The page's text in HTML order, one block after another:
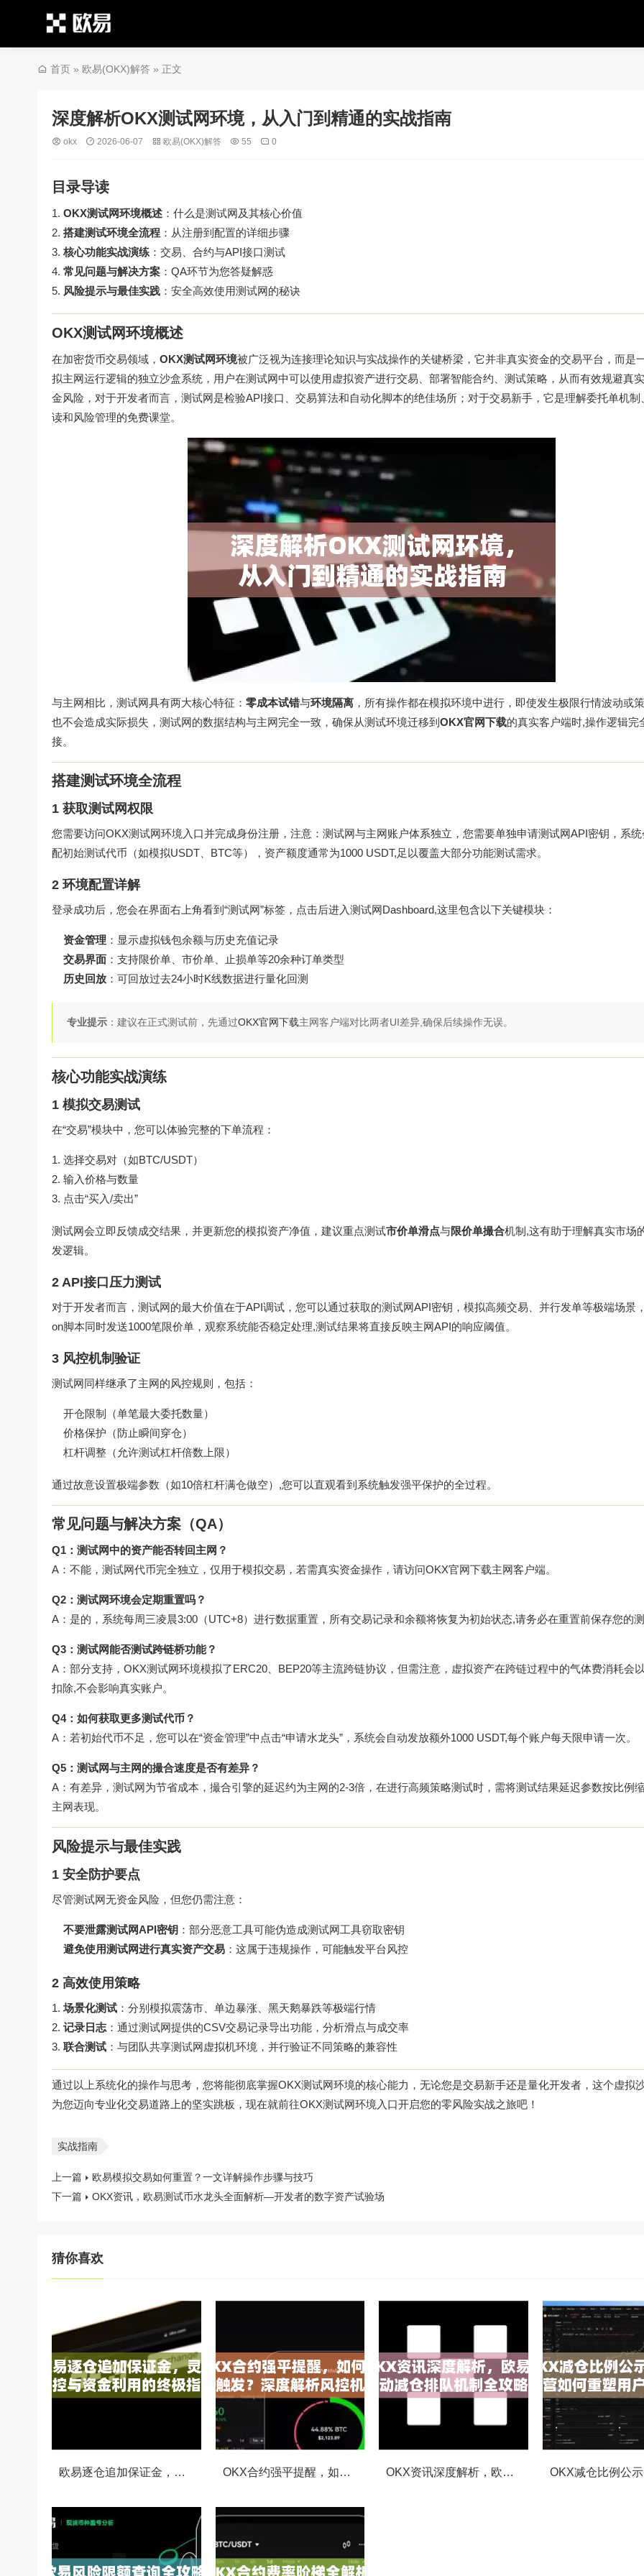
首页 » 欧易(OKX)解答 » 正文
深度解析OKX测试网环境，从入门到精通的实战指南
okx 2026-06-07 欧易(OKX)解答 55 0
目录导读
OKX测试网环境概述 ：什么是测试网及其核心价值
搭建测试环境全流程 ：从注册到配置的详细步骤
核心功能实战演练 ：交易、合约与API接口测试
常见问题与解决方案 ：QA环节为您答疑解惑
风险提示与最佳实践 ：安全高效使用测试网的秘诀
OKX测试网环境概述
在加密货币交易领域， OKX测试网环境被广泛视为连接理论知识与实战操作的关键桥梁，它并非真实资金的交易平台，而是
拟主网运行逻辑的独立沙盒系统，用户在测试网中可以使用虚拟资产进行交易、部署智能合约、测试策略，从而有效规避真
金风险，对于开发者而言，测试网是检验API接口、交易算法和自动化脚本的绝佳场所；对于交易新手，它是理解委托单机制
读和风险管理的免费课堂。
与主网相比，测试网具有两大核心特征： 零成本试错与环境隔离 ，所有操作都在模拟环境中进行，即使发生极限行情波动或
也不会造成实际损失，测试网的数据结构与主网完全一致，确保从测试环境迁移到 OKX官网下载的真实客户端时,操作逻辑完
接。
搭建测试环境全流程
1 获取测试网权限
您需要访问OKX测试网环境入口并完成身份注册，注意：测试网与主网账户体系独立，您需要单独申请测试网API密钥，系
配初始测试代币（如模拟USDT、BTC等），资产额度通常为1000 USDT,足以覆盖大部分功能测试需求。
2 环境配置详解
登录成功后，您会在界面右上角看到“测试网”标签，点击后进入测试网Dashboard,这里包含以下关键模块：
资金管理 ：显示虚拟钱包余额与历史充值记录
交易界面 ：支持限价单、市价单、止损单等20余种订单类型
历史回放 ：可回放过去24小时K线数据进行量化回测
专业提示 ：建议在正式测试前，先通过OKX官网下载主网客户端对比两者UI差异,确保后续操作无误。
核心功能实战演练
1 模拟交易测试
在“交易”模块中，您可以体验完整的下单流程：
选择交易对（如BTC/USDT）
输入价格与数量
点击“买入/卖出”
测试网会立即反馈成交结果，并更新您的模拟资产净值，建议重点测试市价单滑点与限价单撮合机制,这有助于理解真实市场
发逻辑。
2 API接口压力测试
对于开发者而言，测试网的最大价值在于API调试，您可以通过获取的测试网API密钥，模拟高频交易、并行发单等极端场景
on脚本同时发送1000笔限价单，观察系统能否稳定处理,测试结果将直接反映主网API的响应阈值。
3 风控机制验证
测试网同样继承了主网的风控规则，包括：
开仓限制（单笔最大委托数量）
价格保护（防止瞬间穿仓）
杠杆调整（允许测试杠杆倍数上限）
通过故意设置极端参数（如10倍杠杆满仓做空）,您可以直观看到系统触发强平保护的全过程。
常见问题与解决方案（QA）
Q1：测试网中的资产能否转回主网？
A：不能，测试网代币完全独立，仅用于模拟交易，若需真实资金操作，请访问OKX官网下载主网客户端。
Q2：测试网环境会定期重置吗？
A：是的，系统每周三凌晨3:00（UTC+8）进行数据重置，所有交易记录和余额将恢复为初始状态,请务必在重置前保存您的测
Q3：测试网能否测试跨链桥功能？
A：部分支持，OKX测试网环境模拟了ERC20、BEP20等主流跨链协议，但需注意，虚拟资产在跨链过程中的气体费消耗会
扣除,不会影响真实账户。
Q4：如何获取更多测试代币？
A：若初始代币不足，您可以在“资金管理”中点击“申请水龙头”，系统会自动发放额外1000 USDT,每个账户每天限申请一次。
Q5：测试网与主网的撮合速度是否有差异？
A：有差异，测试网为节省成本，撮合引擎的延迟约为主网的2-3倍，在进行高频策略测试时，需将测试结果延迟参数按比例
主网表现。
风险提示与最佳实践
1 安全防护要点
尽管测试网无资金风险，但您仍需注意：
不要泄露测试网API密钥 ：部分恶意工具可能伪造成测试网工具窃取密钥
避免使用测试网进行真实资产交易 ：这属于违规操作，可能触发平台风控
2 高效使用策略
场景化测试 ：分别模拟震荡市、单边暴涨、黑天鹅暴跌等极端行情
记录日志 ：通过测试网提供的CSV交易记录导出功能，分析滑点与成交率
联合测试 ：与团队共享测试网虚拟机环境，并行验证不同策略的兼容性
通过以上系统化的操作与思考，您将能彻底掌握OKX测试网环境的核心能力，无论您是交易新手还是量化开发者，这个虚拟
为您迈向专业化交易道路上的坚实跳板，现在就前往OKX测试网环境入口开启您的零风险实战之旅吧！
实战指南
上一篇
欧易模拟交易如何重置？一文详解操作步骤与技巧
下一篇
OKX资讯，欧易测试币水龙头全面解析—开发者的数字资产试验场
猜你喜欢
欧易逐仓追加保证金，灵活风控与资金利用的终极指南 OKX合约强平提醒，如何避免触发？深度解析风控机制与应对策略 OKX资讯深度解析，欧易自动减仓排队机制全攻略